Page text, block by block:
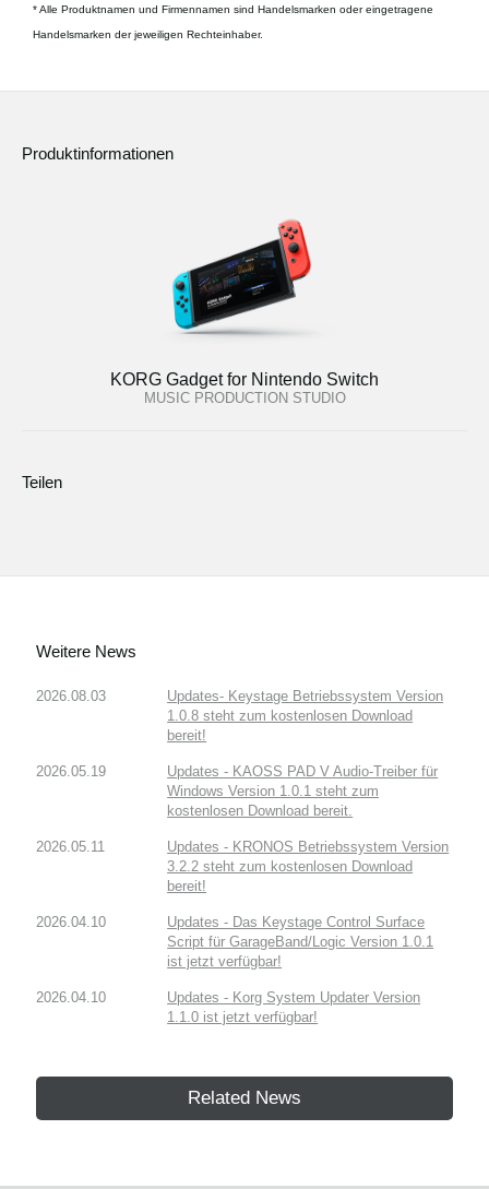
* Alle Produktnamen und Firmennamen sind Handelsmarken oder eingetragene
Handelsmarken der jeweiligen Rechteinhaber.
Produktinformationen
KORG Gadget for Nintendo Switch
MUSIC PRODUCTION STUDIO
Teilen
Weitere News
2026.08.03
Updates- Keystage Betriebssystem Version
1.0.8 steht zum kostenlosen Download
bereit!
2026.05.19
Updates - KAOSS PAD V Audio-Treiber für
Windows Version 1.0.1 steht zum
kostenlosen Download bereit.
2026.05.11
Updates - KRONOS Betriebssystem Version
3.2.2 steht zum kostenlosen Download
bereit!
2026.04.10
Updates - Das Keystage Control Surface
Script für GarageBand/Logic Version 1.0.1
ist jetzt verfügbar!
2026.04.10
Updates - Korg System Updater Version
1.1.0 ist jetzt verfügbar!
Related News